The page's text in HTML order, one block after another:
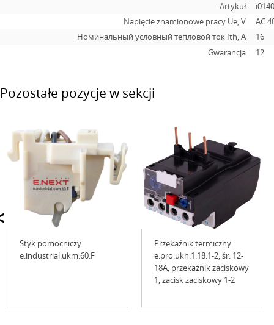
Artykuł
Napięcie znamionowe pracy Ue, V
AC
Номинальный условный тепловой ток Ith, A
16
Gwarancja
12
Pozostałe pozycje w sekcji
Styk pomocniczy
e.industrial.ukm.60.F
Przekaźnik termiczny
e.pro.ukh.1.18.1-2, śr. 12-
18A, przekaźnik zaciskowy
1, zacisk zaciskowy 1-2